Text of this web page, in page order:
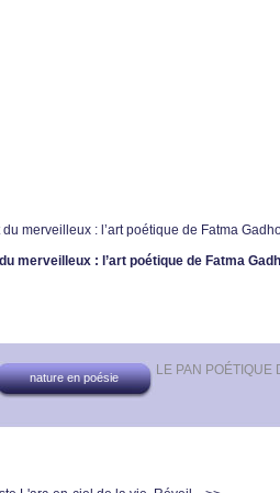
merveilleux : l’art poétique de Fatma
LE PAN
nature en poésie